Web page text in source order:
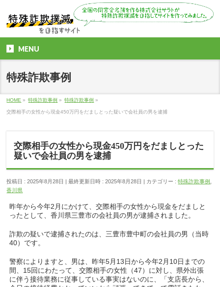
MENU
特殊詐欺事例
HOME » 特殊詐欺事例 » 特殊詐欺事例 »
交際相手の女性から現金450万円をだましとった疑いで会社員の男を逮捕
交際相手の女性から現金450万円をだましとった
疑いで会社員の男を逮捕
投稿日 : 2025年8月28日 最終更新日時 : 2025年8月28日 カテゴリー :特殊詐欺事例
香川県
昨年から今年2月にかけて、交際相手の女性から現金をだましと
ったとして、香川県三豊市の会社員の男が逮捕されました。
詐欺の疑いで逮捕されたのは、三豊市豊中町の会社員の男（当時
40）です。
警察によりますと、男は、昨年5月13日から今年2月10日までの
間、15回にわたって、交際相手の女性（47）に対し、県外出張
に伴う接待業務に従事している事実はないのに、「支店長から、